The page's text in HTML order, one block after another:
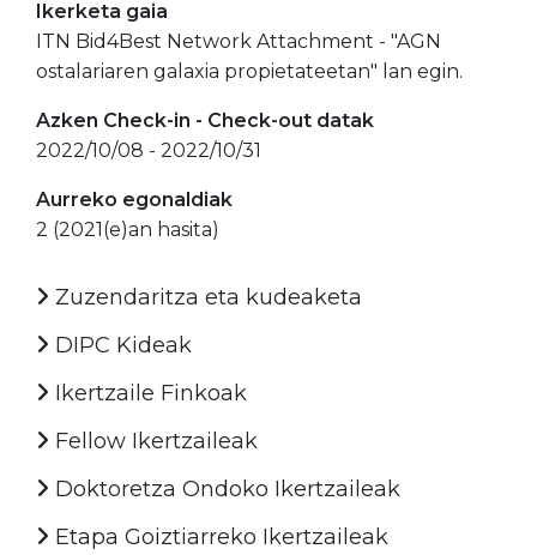
Ikerketa gaia
ITN Bid4Best Network Attachment - "AGN
ostalariaren galaxia propietateetan" lan egin.
Azken Check-in - Check-out datak
2022/10/08 - 2022/10/31
Aurreko egonaldiak
2 (2021(e)an hasita)
Zuzendaritza eta kudeaketa
DIPC Kideak
Ikertzaile Finkoak
Fellow Ikertzaileak
Doktoretza Ondoko Ikertzaileak
Etapa Goiztiarreko Ikertzaileak